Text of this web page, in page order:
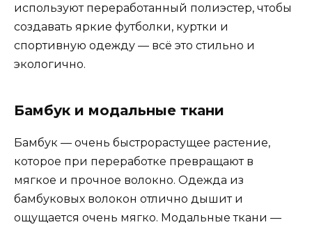
используют переработанный полиэстер, чтобы
создавать яркие футболки, куртки и
спортивную одежду — всё это стильно и
экологично.
Бамбук и модальные ткани
Бамбук — очень быстрорастущее растение,
которое при переработке превращают в
мягкое и прочное волокно. Одежда из
бамбуковых волокон отлично дышит и
ощущается очень мягко. Модальные ткани —